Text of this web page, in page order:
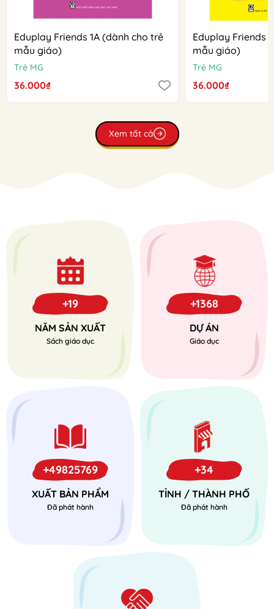
Eduplay Friends 1A (dành cho trẻ
mẫu giáo)
Trẻ MG
36.000₫
Eduplay Friends
mẫu giáo)
Trẻ MG
36.000₫
Xem tất cả
+19
NĂM SẢN XUẤT
Sách giáo dục
+1368
DỰ ÁN
Giáo dục
+49825769
XUẤT BẢN PHẨM
Đã phát hành
+34
TỈNH / THÀNH PHỐ
Đã phát hành